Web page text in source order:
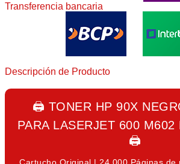
Transferencia bancaria
Descripción de Producto
🖨️ TONER HP 90X
PARA LASERJET 600
🖨️